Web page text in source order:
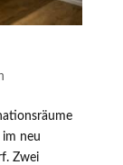
neu
Zwei